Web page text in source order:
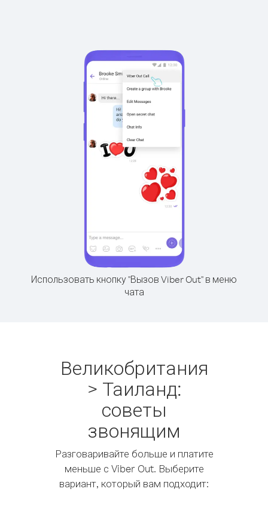
Использовать кнопку "Вызов Viber Out" в меню
чата
Великобритания
> Таиланд:
советы
звонящим
Разговаривайте больше и платите
меньше с Viber Out. Выберите
вариант, который вам подходит: